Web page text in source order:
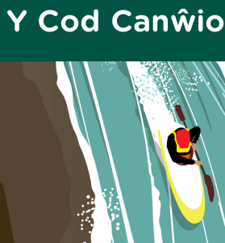
Y Cod Canŵio